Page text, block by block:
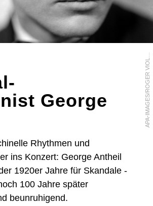
A
P
A
-
I
M
A
G
E
S
/
R
O
G
E
R
V
I
O
L
L
E
T
/
H
E
N
R
I
M
A
R
T
I
N
I
E
George
Rhythmen und
ins Konzert: George Antheil
1920er Jahre für Skandale -
100 Jahre später
beunruhigend.